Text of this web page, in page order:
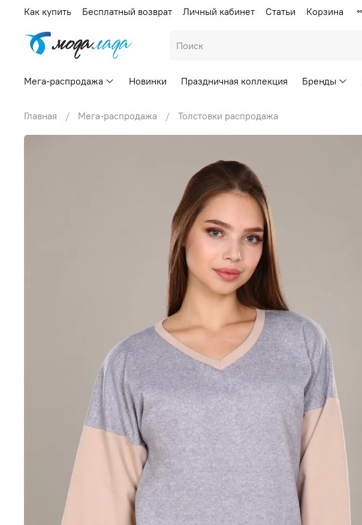
Как купить Бесплатный возврат Личный кабинет Статьи Корзина
Мега-распродажа Новинки Праздничная коллекция Бренды
Главная Мега-распродажа Толстовки распродажа